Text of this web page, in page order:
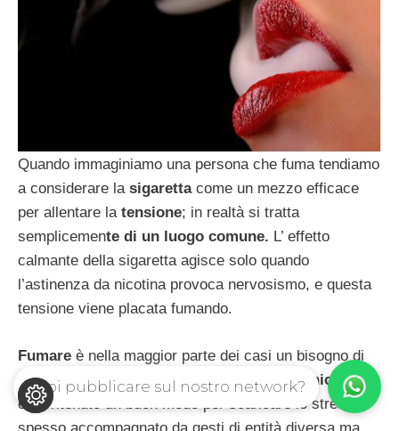
Quando immaginiamo una persona che fuma tendiamo
a considerare la sigaretta come un mezzo efficace
per allentare la tensione; in realtà si tratta
semplicemente di un luogo comune. L’ effetto
calmante della sigaretta agisce solo quando
l’astinenza da nicotina provoca nervosismo, e questa
tensione viene placata fumando.
Fumare è nella maggior parte dei casi un bisogno di
rassicurazione
più che di dipendenza dalla
nicotina
ed è ritenuto un buon modo per scaricare lo stress,
spesso accompagnato da gesti di entità diversa ma
Vuoi pubblicare sul nostro network?